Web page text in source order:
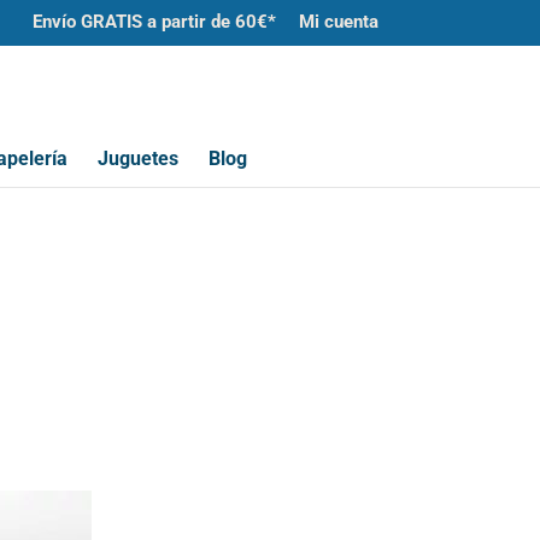
Envío GRATIS a partir de 60€* Mi cuenta
Juguetes Blog